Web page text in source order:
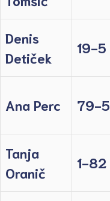
Denis
Detiček
19-5
Ana Perc 79-5
Tanja
Oranič
1-82